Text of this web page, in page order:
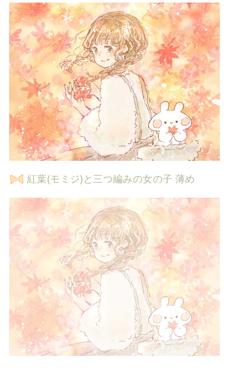
紅葉(モミジ)と三つ編みの女の子 薄め